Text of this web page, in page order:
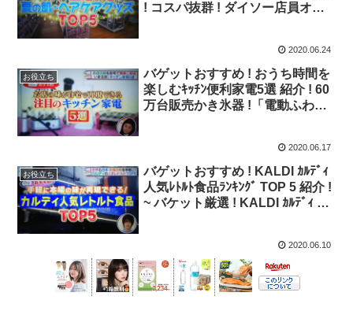
! コスパ抜群 ! ダイソー店員オス
2020.06.24
お役立ち
バゲットおすすめ ! おうち時間を
楽しむｷｯﾁﾝ便利家電5選 紹介 ! 60
万台販売かき氷器 !「電動ふわふ
2020.06.17
お役立ち
バゲットおすすめ ! KALDI ｶﾙﾃﾞｨ
人気ﾚﾄﾙﾄ食品ﾗﾝｷﾝｸﾞ TOP 5 紹介 !
~ バケット厳選 ! KALDI ｶﾙﾃﾞｨ ﾚﾄ
2020.06.10